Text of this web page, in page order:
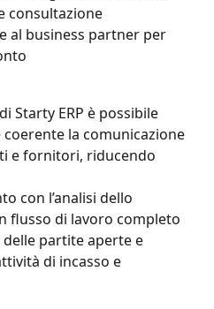
consultazione
al business partner per
Starty ERP è possibile
la comunicazione
e fornitori, riducendo
con l’analisi dello
flusso di lavoro completo
partite aperte e
di incasso e